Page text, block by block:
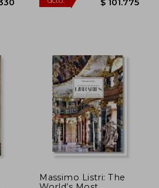
Massimo Listri: The